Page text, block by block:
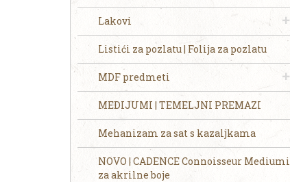
Lakovi
Listići za pozlatu | Folija za pozlatu
MDF predmeti
MEDIJUMI | TEMELJNI PREMAZI
Mehanizam za sat s kazaljkama
NOVO | CADENCE Connoisseur Mediumi
za akrilne boje